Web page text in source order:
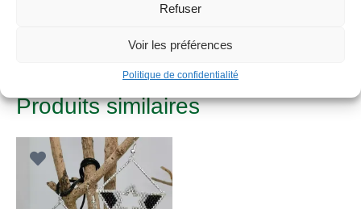
Refuser
Voir les préférences
Politique de confidentialité
pièces pouvant être légèrement différentes en raison de
Produits similaires